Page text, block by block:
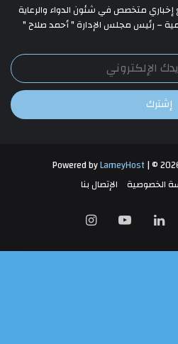
متخصص في شئون الدواء والرعاية
– رئيس مجلس الإدارة " أحمد صلاح "
Powered byLameyHost| ©
الخصوصية الإتصال بنا
تويتر لينكدإنيوتيوبانستقرام